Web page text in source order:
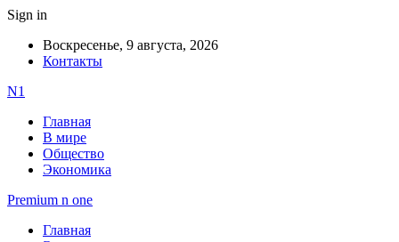
Sign in
Воскресенье, 9 августа, 2026
Контакты
N1
Главная
В мире
Общество
Экономика
Premium n one
Главная